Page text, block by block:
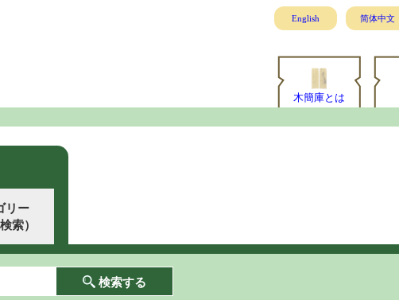
English 简体中文
木簡庫とは
リー
索）
検索する